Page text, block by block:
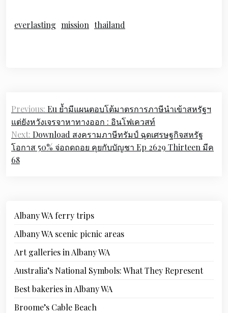
everlasting mission thailand
Post
navigation
Previous: Eu ย้ำมีแผนตอบโต้มาตรการภาษีนำเข้าสหรัฐฯ
แต่ยังหวังเจรจาหาทางออก : อินโฟเควสท์
Next: Download สงครามภาษีทรัมป์ ฉุดเศรษฐกิจสหรัฐ
โอกาส 50% จ่อถดถอย คุยกับบัญชา Ep 2629 Thirteen มีค
68
Albany WA ferry trips
Albany WA scenic picnic areas
Art galleries in Albany WA
Australia’s National Symbols: What They Represent
Best bakeries in Albany WA
Broome’s Cable Beach